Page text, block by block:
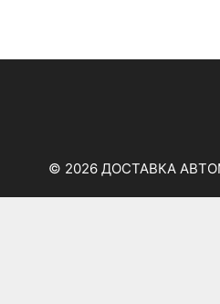
© 2026 ДОСТАВКА